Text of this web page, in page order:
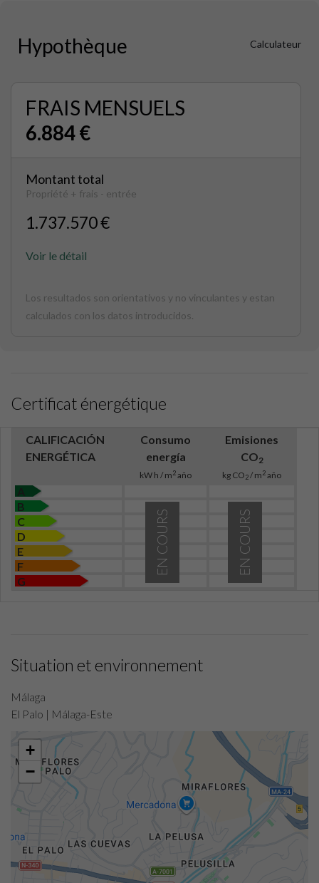
Hypothèque Calculateur
FRAIS MENSUELS
6.884 €
Montant total
Propriété + frais - entrée
1.737.570 €
Voir le détail
Los resultados son orientativos y no vinculantes y estan
calculados con los datos introducidos.
Certificat énergétique
CALIFICACIÓN
ENERGÉTICA
Consumo
energía
kW h / m2año
Emisiones
CO2
kg CO2/ m2año
A
B
C
D
E
F
G
EN COURS
EN COURS
Situation et environnement
Málaga
El Palo | Málaga-Este
+
−